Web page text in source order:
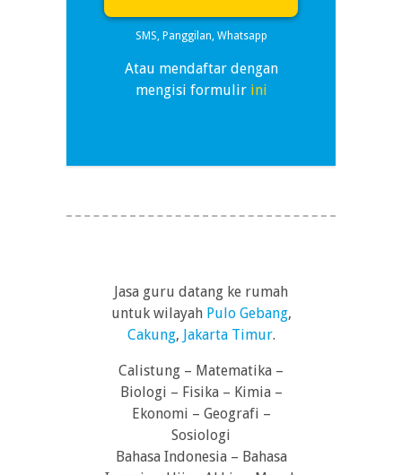
SMS, Panggilan, Whatsapp
Atau mendaftar dengan
mengisi formulir ini
Jasa guru datang ke rumah
untuk wilayah Pulo Gebang,
Cakung, Jakarta Timur.
Calistung – Matematika –
Biologi – Fisika – Kimia –
Ekonomi – Geografi –
Sosiologi
Bahasa Indonesia – Bahasa